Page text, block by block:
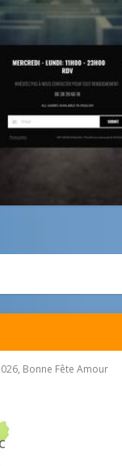
Bonne Fête Amour